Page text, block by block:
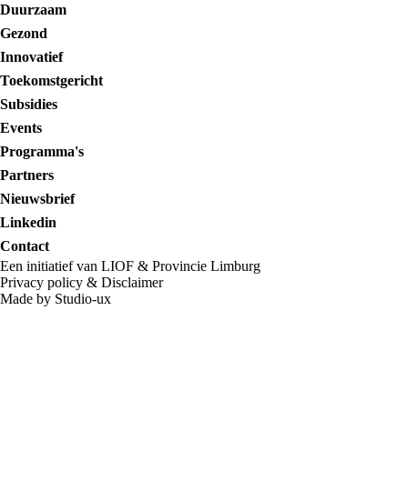
Duurzaam
Gezond
Innovatief
Toekomstgericht
Subsidies
Events
Programma's
Partners
Nieuwsbrief
Linkedin
Contact
Een initiatief van LIOF & Provincie Limburg
Privacy policy & Disclaimer
Made by Studio-ux